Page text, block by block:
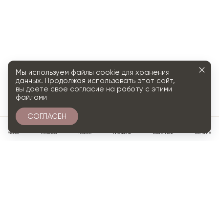
МЕНЮ ГЛАВНАЯ ПОИСК ПРОФИЛЬ ИЗБРАННОЕ КОРЗИНА
Мы используем файлы cookie для хранения
данных. Продолжая использовать этот сайт,
вы даете свое согласие на работу с этими
файлами
СОГЛАСЕН